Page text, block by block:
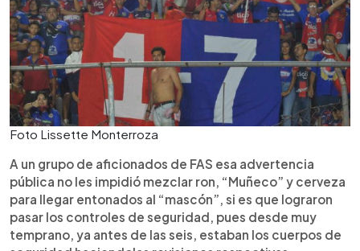
Foto Lissette Monterroza
A un grupo de aficionados de FAS esa advertencia
pública no les impidió mezclar ron, “Muñeco” y cerveza
para llegar entonados al “mascón”, si es que lograron
pasar los controles de seguridad, pues desde muy
temprano, ya antes de las seis, estaban los cuerpos de